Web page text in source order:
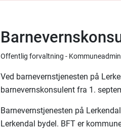
Offentlig forvaltning -
Ved barnevernstjenesten på
barnevernskonsulent fra 1.
Barnevernstjenesten på
Lerkendal bydel. BFT er